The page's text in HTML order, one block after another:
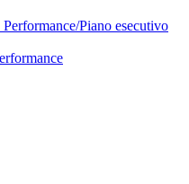
Piano esecutivo